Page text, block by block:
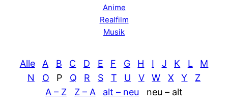
Anime
Realfilm
Musik
Alle A B C D E F G H I J K L
M
N
O P Q R S T U V W X Y
Z
A – Z
Z – A alt – neu neu – alt